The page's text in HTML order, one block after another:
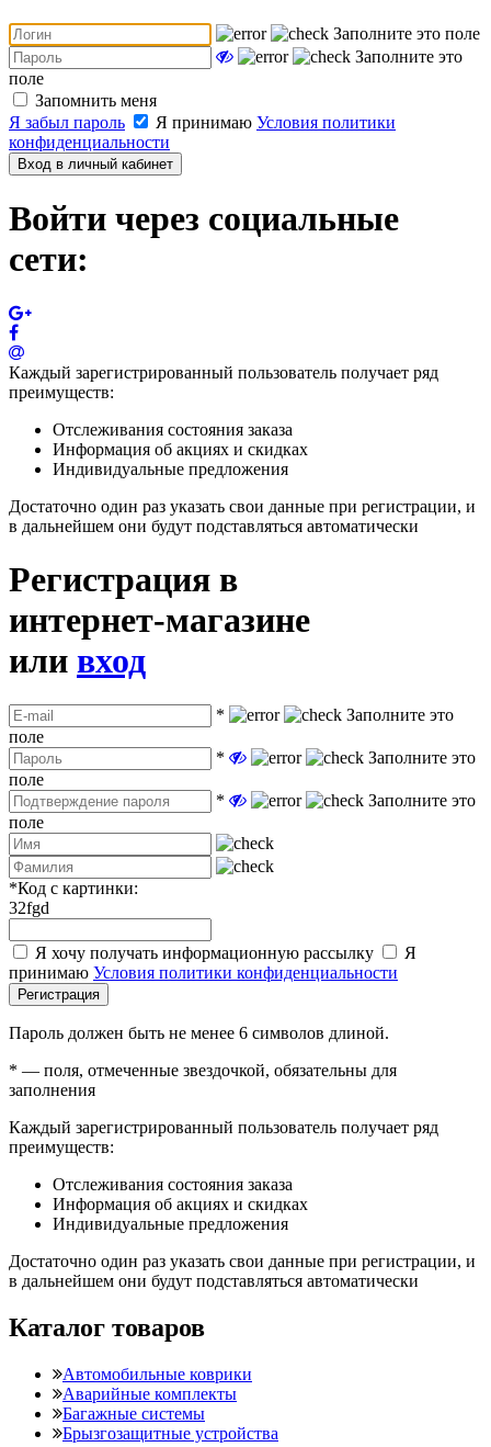
Заполните это поле
Заполните это
поле
Запомнить меня
Я забыл пароль
Я принимаю Условия политики
конфиденциальности
Вход в личный кабинет
Войти через социальные
сети:
Каждый зарегистрированный пользователь получает ряд
преимуществ:
Отслеживания состояния заказа
Информация об акциях и скидках
Индивидуальные предложения
Достаточно один раз указать свои данные при регистрации, и
в дальнейшем они будут подставляться автоматически
Регистрация в
интернет-магазине
или вход
*
Заполните это
поле
*
Заполните это
поле
*
Заполните это
поле
*Код с картинки:
32fgd
Я хочу получать информационную рассылку
Я
принимаю Условия политики конфиденциальности
Регистрация
Пароль должен быть не менее 6 символов длиной.
* — поля, отмеченные звездочкой, обязательны для
заполнения
Каждый зарегистрированный пользователь получает ряд
преимуществ:
Отслеживания состояния заказа
Информация об акциях и скидках
Индивидуальные предложения
Достаточно один раз указать свои данные при регистрации, и
в дальнейшем они будут подставляться автоматически
Каталог товаров
Автомобильные коврики
Аварийные комплекты
Багажные системы
Брызгозащитные устройства